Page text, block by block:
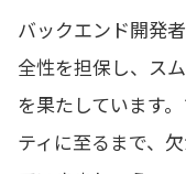
バックエンド開発
全性を担保し、ス
を果たしています
ティに至るまで、